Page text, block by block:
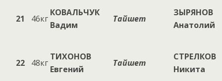
21 46кг
КОВАЛЬЧУК
Вадим
Тайшет
ЗЫРЯНОВ
Анатолий
22 48кг
ТИХОНОВ
Евгений
Тайшет
СТРЕЛКОВ
Никита